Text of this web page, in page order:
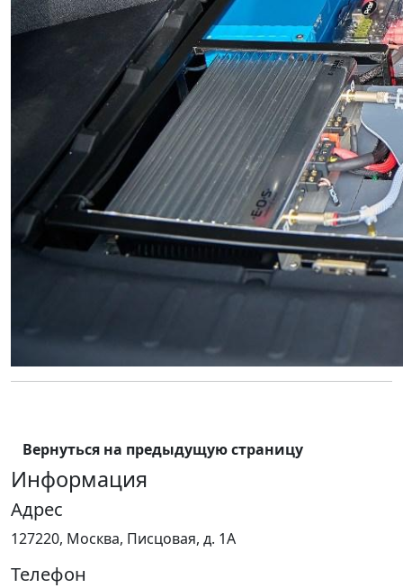
Вернуться на предыдущую страницу
Информация
Адрес
127220, Москва, Писцовая, д. 1А
Телефон